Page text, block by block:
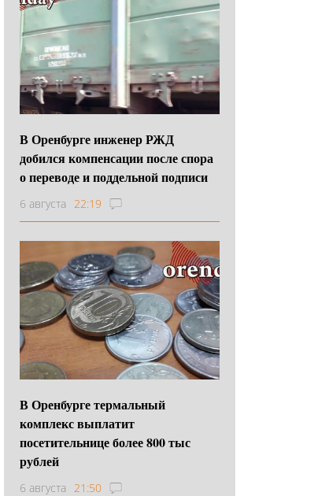
В Оренбурге инженер РЖД
добился компенсации после спора
о переводе и поддельной подписи
6 августа 22:19
В Оренбурге термальный
комплекс выплатит
посетительнице более 800 тыс
рублей
6 августа 21:50